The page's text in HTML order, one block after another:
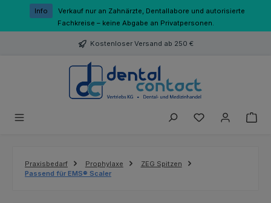
Zum Hauptinhalt springen
Info
Verkauf nur an Zahnärzte, Dentallabore und autorisierte
Fachkreise – keine Abgabe an Privatpersonen.
Kostenloser Versand ab 250 €
Du hast 0
Praxisbedarf Prophylaxe
ZEG Spitzen
Passend für EMS® Scaler